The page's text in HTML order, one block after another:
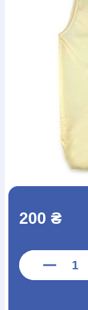
Шлюб
Аудіо
Закладки для книг
Книга в
(097) 880-6379
200 ₴